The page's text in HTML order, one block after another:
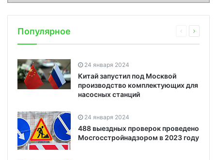
Популярное
24 января 2024
Китай запустил под Москвой
производство комплектующих для
насосных станций
24 января 2024
488 выездных проверок проведено
Мосгосстройнадзором в 2023 году